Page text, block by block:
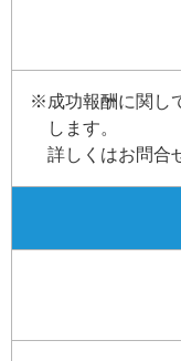
※成功報酬に関し
します。
詳しくはお問合